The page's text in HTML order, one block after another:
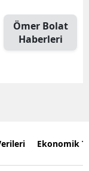
Ömer Bolat
Haberleri
Ekonomik